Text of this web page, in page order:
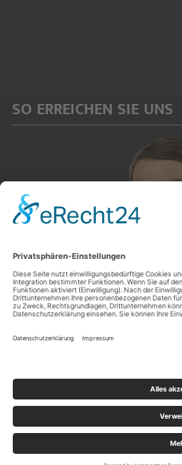
SO ERREICHEN SIE UNS
© 2017-2019 Schuh-Sport Krause GmbH